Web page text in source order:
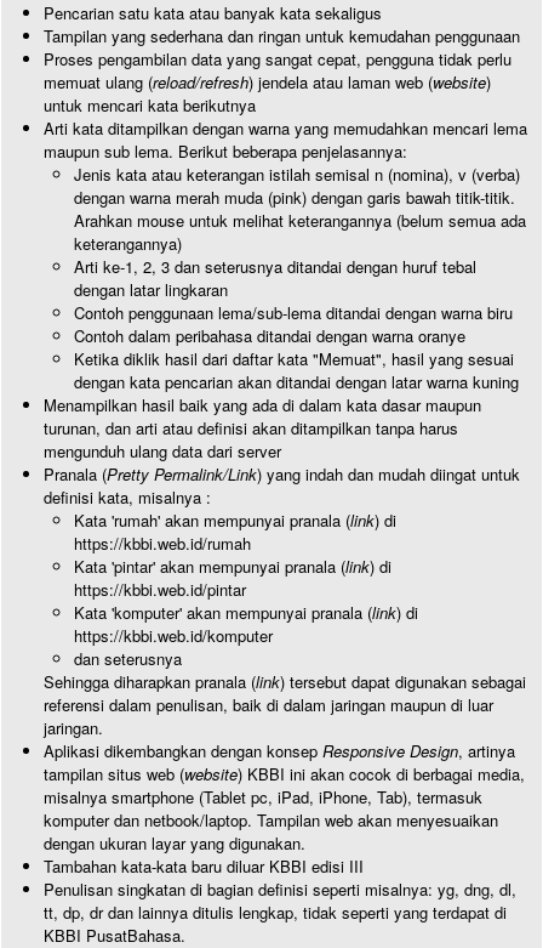
Pencarian satu kata atau banyak kata sekaligus
Tampilan yang sederhana dan ringan untuk kemudahan penggunaan
Proses pengambilan data yang sangat cepat, pengguna tidak perlu
memuat ulang (reload/refresh) jendela atau laman web (website)
untuk mencari kata berikutnya
Arti kata ditampilkan dengan warna yang memudahkan mencari lema
maupun sub lema. Berikut beberapa penjelasannya:
Jenis kata atau keterangan istilah semisal n (nomina), v (verba)
dengan warna merah muda (pink) dengan garis bawah titik-titik.
Arahkan mouse untuk melihat keterangannya (belum semua ada
keterangannya)
Arti ke-1, 2, 3 dan seterusnya ditandai dengan huruf tebal
dengan latar lingkaran
Contoh penggunaan lema/sub-lema ditandai dengan warna biru
Contoh dalam peribahasa ditandai dengan warna oranye
Ketika diklik hasil dari daftar kata "Memuat", hasil yang sesuai
dengan kata pencarian akan ditandai dengan latar warna kuning
Menampilkan hasil baik yang ada di dalam kata dasar maupun
turunan, dan arti atau definisi akan ditampilkan tanpa harus
mengunduh ulang data dari server
Pranala (Pretty Permalink/Link) yang indah dan mudah diingat untuk
definisi kata, misalnya :
Kata 'rumah' akan mempunyai pranala (link) di
https://kbbi.web.id/rumah
Kata 'pintar' akan mempunyai pranala (link) di
https://kbbi.web.id/pintar
Kata 'komputer' akan mempunyai pranala (link) di
https://kbbi.web.id/komputer
dan seterusnya
Sehingga diharapkan pranala (link) tersebut dapat digunakan sebagai
referensi dalam penulisan, baik di dalam jaringan maupun di luar
jaringan.
Aplikasi dikembangkan dengan konsep Responsive Design, artinya
tampilan situs web (website) KBBI ini akan cocok di berbagai media,
misalnya smartphone (Tablet pc, iPad, iPhone, Tab), termasuk
komputer dan netbook/laptop. Tampilan web akan menyesuaikan
dengan ukuran layar yang digunakan.
Tambahan kata-kata baru diluar KBBI edisi III
Penulisan singkatan di bagian definisi seperti misalnya: yg, dng, dl,
tt, dp, dr dan lainnya ditulis lengkap, tidak seperti yang terdapat di
KBBI PusatBahasa.